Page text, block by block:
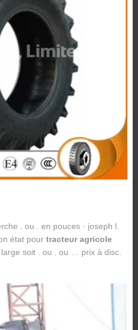
. ou . en pouces · joseph l.
état pour tracteur agricole
soit . ou . ou … prix à disc.